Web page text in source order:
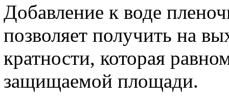
Добавление к воде
позволяет получить на
кратности, которая
защищаемой площади.